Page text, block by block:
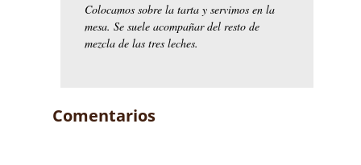
Colocamos sobre la tarta y servimos en la
mesa. Se suele acompañar del resto de
mezcla de las tres leches.
Comentarios